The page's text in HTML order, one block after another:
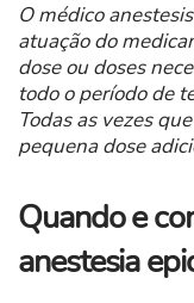
O médico
atuação do
dose ou doses
todo o período de
Todas as vezes
pequena dose
Quando e
anestesia